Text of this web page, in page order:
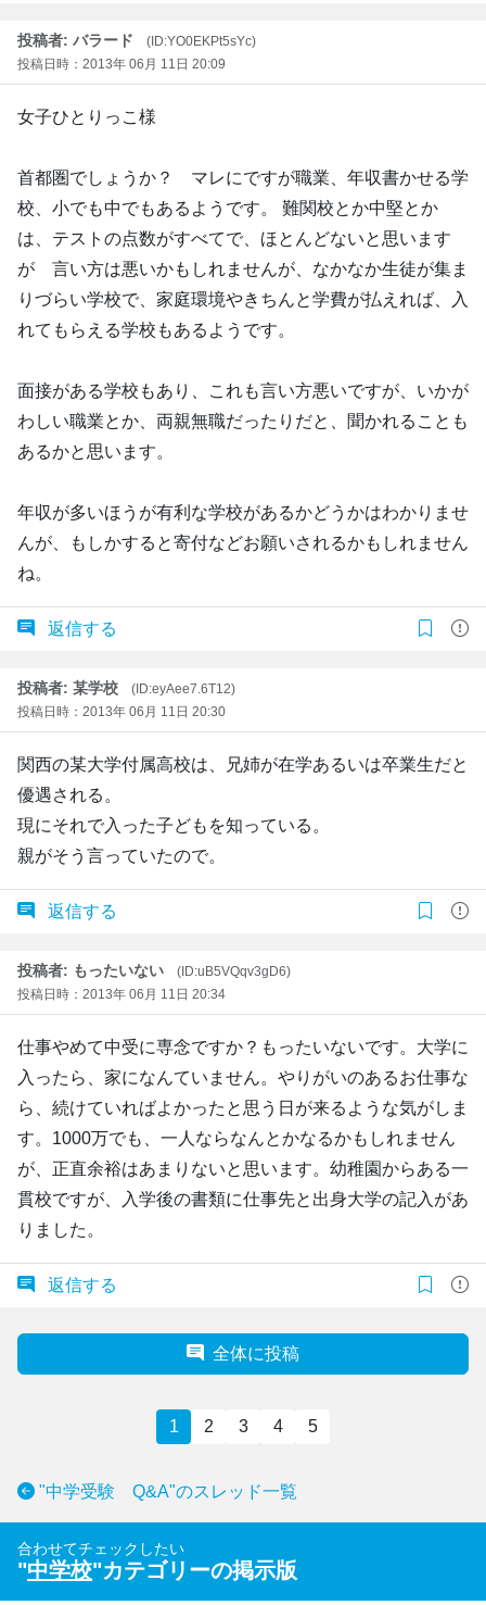
投稿者: バラード
(ID:YO0EKPt5sYc)
投稿日時：2013年 06月 11日 20:09
女子ひとりっこ様
首都圏でしょうか？ マレにですが職業、年収書かせる学
校、小でも中でもあるようです。 難関校とか中堅とか
は、テストの点数がすべてで、ほとんどないと思います
が 言い方は悪いかもしれませんが、なかなか生徒が集ま
りづらい学校で、家庭環境やきちんと学費が払えれば、入
れてもらえる学校もあるようです。
面接がある学校もあり、これも言い方悪いですが、いかが
わしい職業とか、両親無職だったりだと、聞かれることも
あるかと思います。
年収が多いほうが有利な学校があるかどうかはわかりませ
んが、もしかすると寄付などお願いされるかもしれません
ね。
返信する
投稿者: 某学校
(ID:eyAee7.6T12)
投稿日時：2013年 06月 11日 20:30
関西の某大学付属高校は、兄姉が在学あるいは卒業生だと
優遇される。
現にそれで入った子どもを知っている。
親がそう言っていたので。
返信する
投稿者: もったいない
(ID:uB5VQqv3gD6)
投稿日時：2013年 06月 11日 20:34
仕事やめて中受に専念ですか？もったいないです。大学に
入ったら、家になんていません。やりがいのあるお仕事な
ら、続けていればよかったと思う日が来るような気がしま
す。1000万でも、一人ならなんとかなるかもしれません
が、正直余裕はあまりないと思います。幼稚園からある一
貫校ですが、入学後の書類に仕事先と出身大学の記入があ
りました。
返信する
全体に投稿
1 2 3 4 5
"中学受験 Q&A"のスレッド一覧
合わせてチェックしたい
"中学校"カテゴリーの掲示版